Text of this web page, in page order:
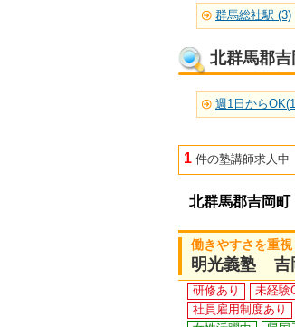
群馬総社駅 (3)
北群馬郡
週1日から
1 件の塾講師求人
北群馬郡吉岡
働きやすさを重
明光義塾 吉
研修あり 未経験
社員雇用制度あり